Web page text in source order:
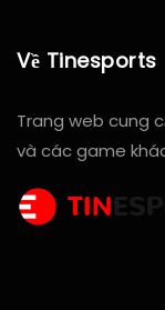
Về Tinesports
Trang web cung
và các game